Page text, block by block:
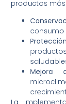
productos
consumo
Mejora
La